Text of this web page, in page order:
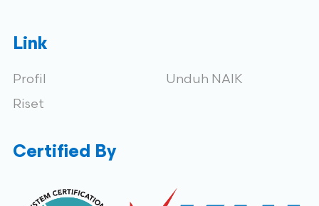
Link
Profil
Riset
Unduh NAIK
Certified By